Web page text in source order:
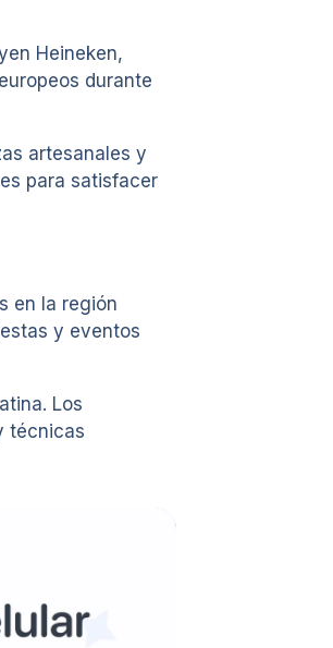
Heineken,
durante
artesanales y
para satisfacer
en la región
y eventos
Los
técnicas